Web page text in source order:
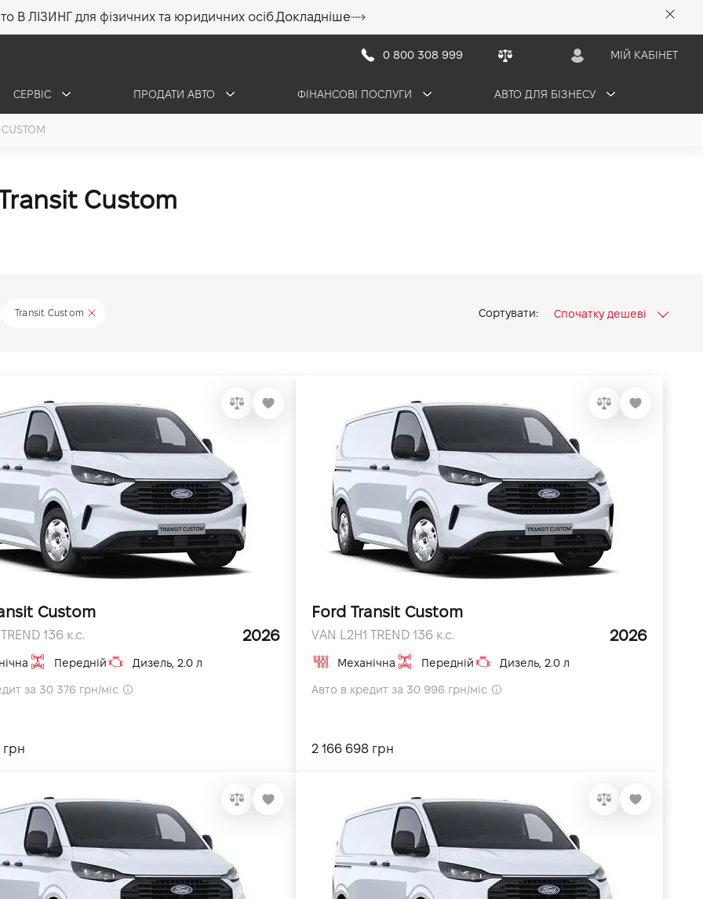
В ЛІЗИНГ для фізичних та юридичних осіб.Докладніше
0 800 308 999 МІЙ КАБІНЕТ
СЕРВІС ПРОДАТИ АВТО ФІНАНСОВІ ПОСЛУГИ АВТО ДЛЯ БІЗНЕСУ
Custom
Transit Custom Сортувати: Спочатку дешеві
Custom
136 к.с. 2026
Передній Дизель, 2.0 л
за 30 376 грн/міс
грн
Ford Transit Custom
VAN L2H1 TREND 136 к.с. 2026
Механічна Передній Дизель, 2.0 л
Авто в кредит за 30 996 грн/міс
2 166 698 грн